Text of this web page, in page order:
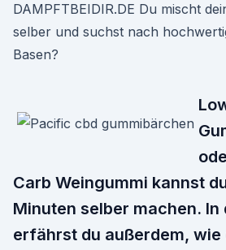
DAMPFTBEIDIR.DE Du mischt
selber und suchst nach
Basen?
Carb Weingummi kannst
Minuten selber machen. In
erfährst du außerdem, wie